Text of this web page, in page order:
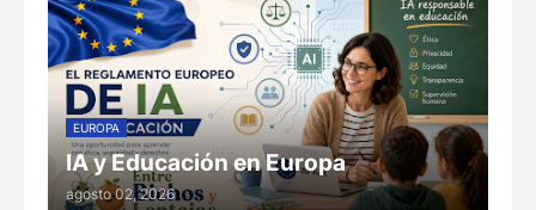
EUROPA
IA y Educación en Europa
agosto 02, 2026